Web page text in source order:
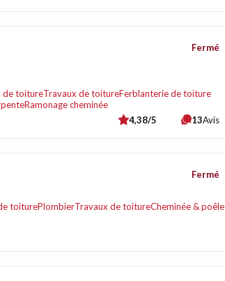
de toitureTravaux de toitureFerblanterie de toiture
Ramonage cheminée
Fermé
4,38/5 13Avis
toiturePlombierTravaux de toitureCheminée & poêle
Fermé